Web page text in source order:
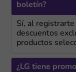
boletín?
Sí, al
descuentos
productos
¿LG tiene